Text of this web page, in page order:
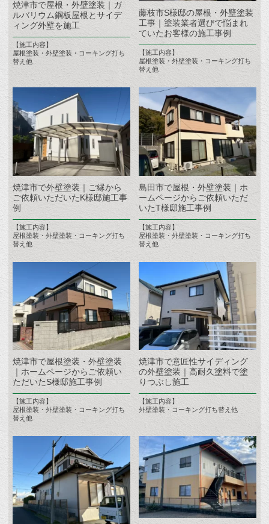
焼津市で屋根・外壁塗装｜ガ
ルバリウム鋼板屋根とサイデ
ィング外壁を施工
【施工内容】
屋根塗装・外壁塗装・コーキング打ち
替え他
藤枝市S様邸の屋根・外壁塗装
工事｜塗装業者選びで悩まれ
ていたお客様の施工事例
【施工内容】
屋根塗装・外壁塗装・コーキング打ち
替え他
焼津市で外壁塗装｜ご縁から
ご依頼いただいたK様邸施工事
例
【施工内容】
屋根塗装・外壁塗装・コーキング打ち
替え他
島田市で屋根・外壁塗装｜ホ
ームページからご依頼いただ
いたT様邸施工事例
【施工内容】
屋根塗装・外壁塗装・コーキング打ち
替え他
焼津市で屋根塗装・外壁塗装
｜ホームページからご依頼い
ただいたS様邸施工事例
【施工内容】
屋根塗装・外壁塗装・コーキング打ち
替え他
焼津市で意匠性サイディング
の外壁塗装｜高耐久塗料で塗
りつぶし施工
【施工内容】
外壁塗装・コーキング打ち替え他